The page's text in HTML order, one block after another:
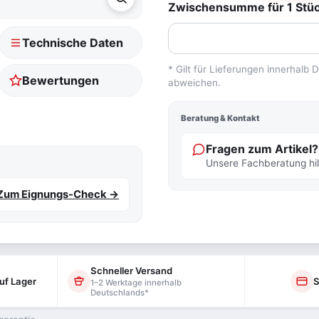
Technische Daten
Bewertungen
Eignungs-Check →
Zwischensumme für 1
* Gilt für Lieferungen innerhalb
abweichen.
Beratung & Kontakt
Fragen zum Artikel?
Unsere Fachberatung
Lager
Schneller Versand
1–2 Werktage innerhalb
Deutschlands*